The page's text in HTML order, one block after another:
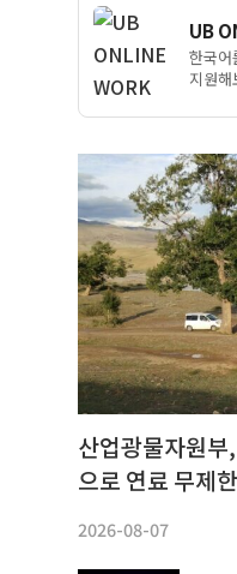
UB
한국어
지원
산업광물자원부
으로 연료 무제
2026-08-07